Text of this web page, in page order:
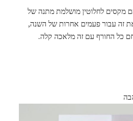
מקסים לחלוטין מושלמת מתנה של
את זה עבור פעמים אחרות של השנה,
כל החורף עם זה מלאכה קלה.